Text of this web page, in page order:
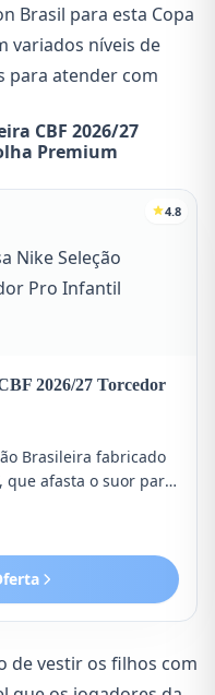
Brasil para esta Copa
variados níveis de
para atender com
CBF 2026/27
Premium
4.8
2026/27 Torcedor
Brasileira fabricado
que afasta o suor para
Possui
de vestir os filhos com